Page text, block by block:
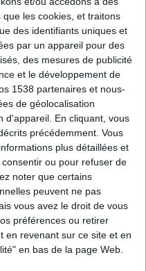
les cookies, et traitons
des identifiants uniques et
par un appareil pour des
des mesures de publicité
et le développement de
1538 partenaires et nous-
de géolocalisation
d'appareil. En cliquant, vous
précédemment. Vous
plus détaillées et
ou pour refuser de
noter que certains
peuvent ne pas
vous avez le droit de vous
préférences ou retirer
en revenant sur ce site et en
en bas de la page Web.
Voir tout
par des féculents ?
du 05/08/2026